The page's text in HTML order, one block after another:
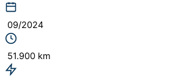
09/2024
51.900 km